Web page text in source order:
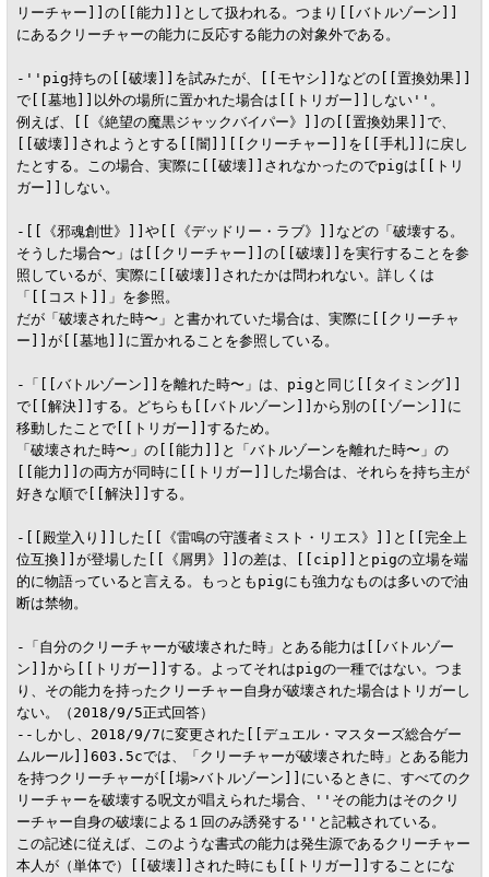
リーチャー]]の[[能力]]として扱われる。つまり[[バトルゾーン]]
にあるクリーチャーの能力に反応する能力の対象外である。
-''pig持ちの[[破壊]]を試みたが、[[モヤシ]]などの[[置換効果]]
で[[墓地]]以外の場所に置かれた場合は[[トリガー]]しない''。
例えば、[[《絶望の魔黒ジャックバイパー》]]の[[置換効果]]で、
[[破壊]]されようとする[[闇]][[クリーチャー]]を[[手札]]に戻し
たとする。この場合、実際に[[破壊]]されなかったのでpigは[[トリ
ガー]]しない。
-[[《邪魂創世》]]や[[《デッドリー・ラブ》]]などの「破壊する。
そうした場合〜」は[[クリーチャー]]の[[破壊]]を実行することを参
照しているが、実際に[[破壊]]されたかは問われない。詳しくは
「[[コスト]]」を参照。
だが「破壊された時〜」と書かれていた場合は、実際に[[クリーチャ
ー]]が[[墓地]]に置かれることを参照している。
-「[[バトルゾーン]]を離れた時〜」は、pigと同じ[[タイミング]]
で[[解決]]する。どちらも[[バトルゾーン]]から別の[[ゾーン]]に
移動したことで[[トリガー]]するため。
「破壊された時〜」の[[能力]]と「バトルゾーンを離れた時〜」の
[[能力]]の両方が同時に[[トリガー]]した場合は、それらを持ち主が
好きな順で[[解決]]する。
-[[殿堂入り]]した[[《雷鳴の守護者ミスト・リエス》]]と[[完全上
位互換]]が登場した[[《屑男》]]の差は、[[cip]]とpigの立場を端
的に物語っていると言える。もっともpigにも強力なものは多いので油
断は禁物。
-「自分のクリーチャーが破壊された時」とある能力は[[バトルゾー
ン]]から[[トリガー]]する。よってそれはpigの一種ではない。つま
り、その能力を持ったクリーチャー自身が破壊された場合はトリガーし
ない。（2018/9/5正式回答）
--しかし、2018/9/7に変更された[[デュエル・マスターズ総合ゲー
ムルール]]603.5cでは、「クリーチャーが破壊された時」とある能力
を持つクリーチャーが[[場>バトルゾーン]]にいるときに、すべてのク
リーチャーを破壊する呪文が唱えられた場合、''その能力はそのクリ
ーチャー自身の破壊による１回のみ誘発する''と記載されている。
この記述に従えば、このような書式の能力は発生源であるクリーチャー
本人が（単体で）[[破壊]]された時にも[[トリガー]]することにな